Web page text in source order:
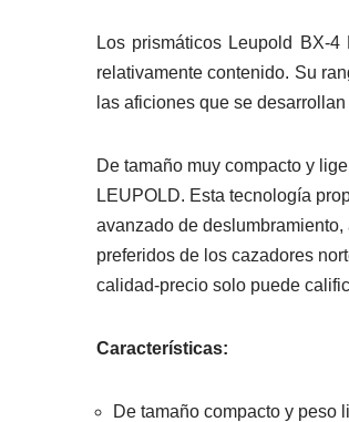
Los prismáticos Leupold BX-
relativamente contenido. Su
las aficiones que se
De tamaño muy compacto y
LEUPOLD. Esta tecnología
avanzado de
preferidos de los cazadores
calidad-precio solo puede
Características:
De tamaño compacto y peso